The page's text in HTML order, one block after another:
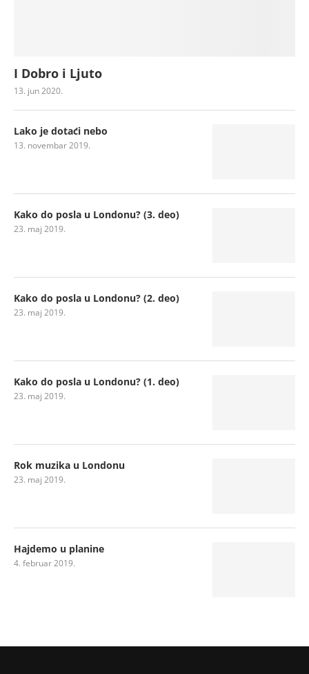
I Dobro i Ljuto
13. jun 2020.
Lako je dotaći nebo
13. novembar 2019.
Kako do posla u Londonu? (3. deo)
23. maj 2019.
Kako do posla u Londonu? (2. deo)
23. maj 2019.
Kako do posla u Londonu? (1. deo)
23. maj 2019.
Rok muzika u Londonu
23. maj 2019.
Hajdemo u planine
4. februar 2019.